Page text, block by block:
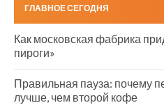
ГЛАВНОЕ СЕГОДНЯ
Как московская фабрика
пироги»
Правильная пауза: почему
лучше, чем второй кофе